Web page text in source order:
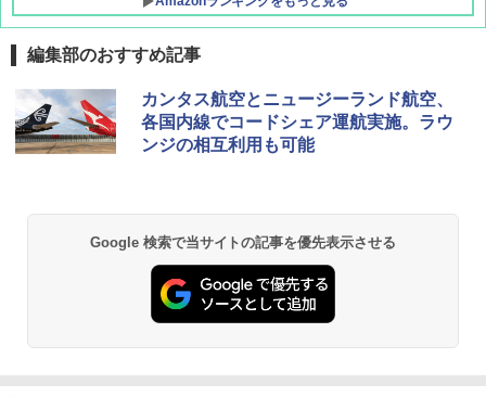
編集部のおすすめ記事
カンタス航空とニュージーランド航空、
各国内線でコードシェア運航実施。ラウ
ンジの相互利用も可能
Google 検索で当サイトの記事を優先表示させる